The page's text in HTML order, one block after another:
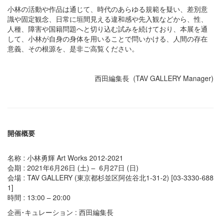
小林の活動や作品は通じて、時代のあらゆる規範を疑い、差別意
識や固定観念、日常に垣間見える違和感や先入観などから、性、
人種、障害や国籍問題へと切り込む試みを続けており、本展を通
して、小林が自身の身体を用いることで問いかける、人間の存在
意義、その根源を、是非ご高覧ください。
西田編集長 (TAV GALLERY Manager)
開催概要
名称 : 小林勇輝 Art Works 2012-2021
会期 : 2021年6月26日 (土) – 6月27日 (日)
会場 : TAV GALLERY (東京都杉並区阿佐谷北1-31-2) [03-3330-688
1]
時間 : 13:00 – 20:00
企画･キュレーション : 西田編集長